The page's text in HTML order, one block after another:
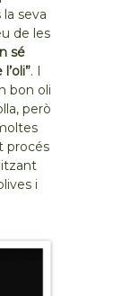
la seva
de les
sé
. I
bon oli
però
procés
i